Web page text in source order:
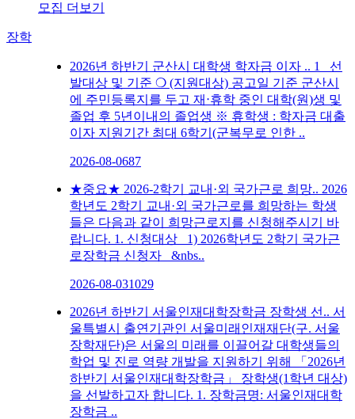
모집 더보기
장학
2026년 하반기 군산시 대학생 학자금 이자 .. 1 선
발대상 및 기준 ❍ (지원대상) 공고일 기준 군산시
에 주민등록지를 두고 재‧휴학 중인 대학(원)생 및
졸업 후 5년이내의 졸업생 ※ 휴학생 : 학자금 대출
이자 지원기간 최대 6학기(군복무로 인한 ..
2026-08-0687
★중요★ 2026-2학기 교내·외 국가근로 희망.. 2026
학년도 2학기 교내·외 국가근로를 희망하는 학생
들은 다음과 같이 희망근로지를 신청해주시기 바
랍니다. 1. 신청대상 1) 2026학년도 2학기 국가근
로장학금 신청자 &nbs..
2026-08-031029
2026년 하반기 서울인재대학장학금 장학생 선.. 서
울특별시 출연기관인 서울미래인재재단(구. 서울
장학재단)은 서울의 미래를 이끌어갈 대학생들의
학업 및 진로 역량 개발을 지원하기 위해 「2026년
하반기 서울인재대학장학금」 장학생(1학년 대상)
을 선발하고자 합니다. 1. 장학금명: 서울인재대학
장학금 ..